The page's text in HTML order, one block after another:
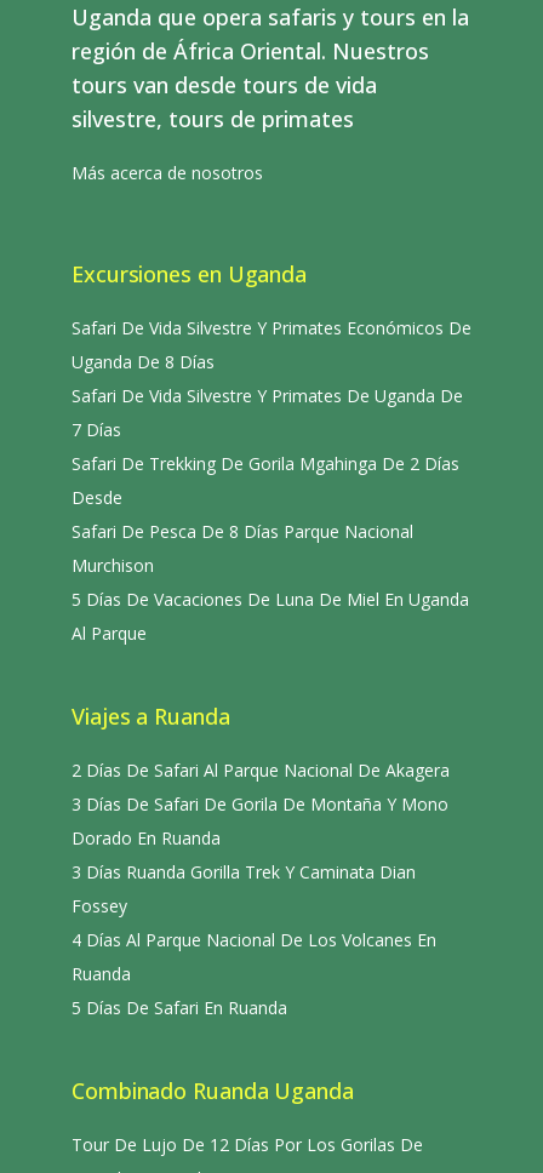
Uganda que opera safaris y tours en la
región de África Oriental. Nuestros
tours van desde tours de vida
silvestre, tours de primates
Más acerca de nosotros
Excursiones en Uganda
Safari De Vida Silvestre Y Primates Económicos De
Uganda De 8 Días
Safari De Vida Silvestre Y Primates De Uganda De
7 Días
Safari De Trekking De Gorila Mgahinga De 2 Días
Desde
Safari De Pesca De 8 Días Parque Nacional
Murchison
5 Días De Vacaciones De Luna De Miel En Uganda
Al Parque
Viajes a Ruanda
2 Días De Safari Al Parque Nacional De Akagera
3 Días De Safari De Gorila De Montaña Y Mono
Dorado En Ruanda
3 Días Ruanda Gorilla Trek Y Caminata Dian
Fossey
4 Días Al Parque Nacional De Los Volcanes En
Ruanda
5 Días De Safari En Ruanda
Combinado Ruanda Uganda
Tour De Lujo De 12 Días Por Los Gorilas De